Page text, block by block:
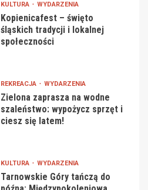
KULTURA WYDARZENIA
Kopienicafest – święto
śląskich tradycji i lokalnej
społeczności
REKREACJA WYDARZENIA
Zielona zaprasza na wodne
szaleństwo: wypożycz sprzęt i
ciesz się latem!
KULTURA WYDARZENIA
Tarnowskie Góry tańczą do